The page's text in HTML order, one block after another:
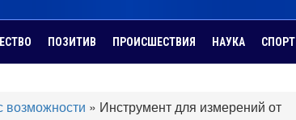
ПОЗИТИВ ПРОИСШЕСТВИЯ НАУКА СПОРТ
возможности » Инструмент для измерений от